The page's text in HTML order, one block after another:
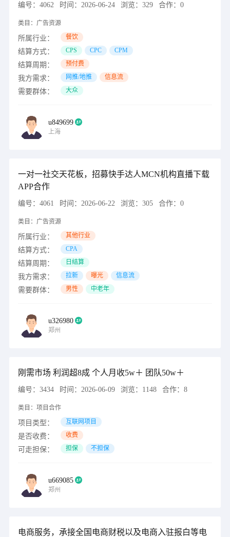
编号： 4062 时间： 2026-06-24 浏览： 329 合作： 0
类目： 广告资源
所属行业： 餐饮
结算方式： CPS CPC CPM
结算周期： 预付费
我方需求： 网推/地推 信息流
需要群体： 大众
u849699
上海
一对一社交天花板，招募快手达人MCN机构直播下载
APP合作
编号： 4061 时间： 2026-06-22 浏览： 305 合作： 0
类目： 广告资源
所属行业： 其他行业
结算方式： CPA
结算周期： 日结算
我方需求： 拉新 曝光 信息流
需要群体： 男性 中老年
u326980
郑州
刚需市场 利润超8成 个人月收5w＋ 团队50w＋
编号： 3434 时间： 2026-06-09 浏览： 1148 合作： 8
类目： 项目合作
项目类型： 互联网项目
是否收费： 收费
可走担保： 担保 不担保
u669085
郑州
电商服务，承接全国电商财税以及电商入驻报白等电